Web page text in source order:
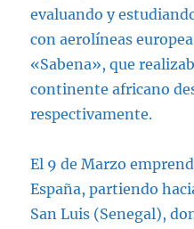
evaluando y
con aerolíneas
«Sabena», que
continente africano
respectivamente.
El 9 de Marzo
España, partiendo
San Luis (Senegal),